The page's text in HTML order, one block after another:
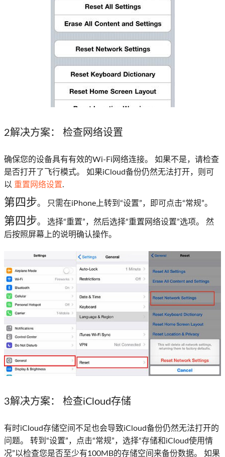
2解决方案： 检查网络设置
确保您的设备具有有效的Wi-Fi网络连接。 如果不是，请检查
是否打开了飞行模式。 如果iCloud备份仍然无法打开，则可
以 重置网络设置.
第四步。 只需在iPhone上转到“设置”，即可点击“常规”。
第四步。 选择“重置”，然后选择“重置网络设置”选项。 然
后按照屏幕上的说明确认操作。
3解决方案： 检查iCloud存储
有时iCloud存储空间不足也会导致iCloud备份仍然无法打开的
问题。 转到“设置”，点击“常规”，选择“存储和iCloud使用情
况”以检查您是否至少有100MB的存储空间来备份数据。 如果